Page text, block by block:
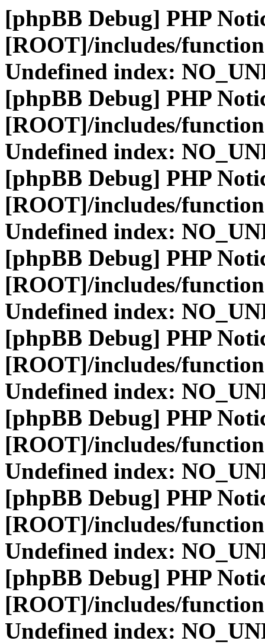
[phpBB Debug] PHP
[ROOT]/includes/
Undefined index:
[phpBB Debug] PHP
[ROOT]/includes/
Undefined index:
[phpBB Debug] PHP
[ROOT]/includes/
Undefined index:
[phpBB Debug] PHP
[ROOT]/includes/
Undefined index:
[phpBB Debug] PHP
[ROOT]/includes/
Undefined index:
[phpBB Debug] PHP
[ROOT]/includes/
Undefined index:
[phpBB Debug] PHP
[ROOT]/includes/
Undefined index:
[phpBB Debug] PHP
[ROOT]/includes/
Undefined index: